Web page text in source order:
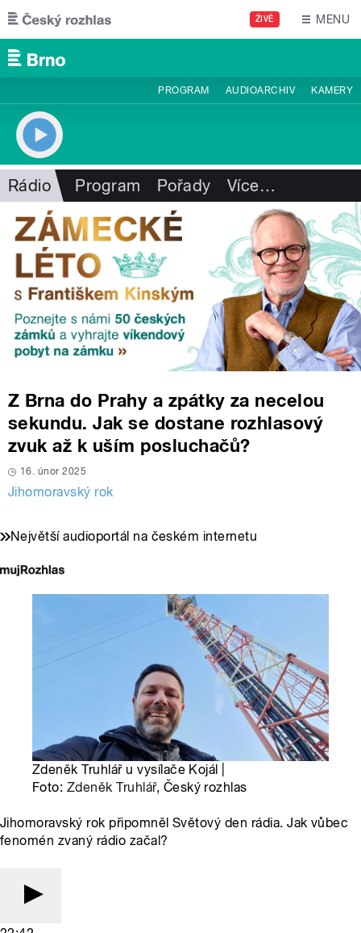
Přejít k hlavnímu obsahu
ŽIVĚ MENU
PROGRAM AUDIOARCHIV KAMERY
Rádio Program Pořady Více…
Z Brna do Prahy a zpátky za necelou
sekundu. Jak se dostane rozhlasový
zvuk až k uším posluchačů?
16. únor 2025
Jihomoravský rok
Největší audioportál na českém internetu
Zdeněk Truhlář u vysílače Kojál |
Foto: Zdeněk Truhlář, Český rozhlas
Jihomoravský rok připomněl Světový den rádia. Jak vůbec
fenomén zvaný rádio začal?